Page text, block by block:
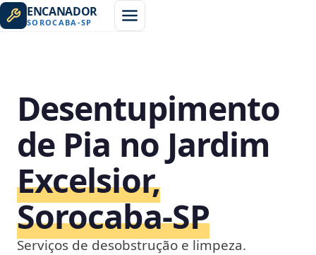
ENCANADOR
SOROCABA -SP
Desentupimento
de Pia no Jardim
Excelsior,
Sorocaba‑SP
Serviços de desobstrução e limpeza.